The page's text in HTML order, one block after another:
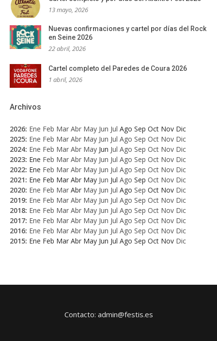
13 mayo, 2026
Nuevas confirmaciones y cartel por días del Rock
en Seine 2026
22 abril, 2026
Cartel completo del Paredes de Coura 2026
1 abril, 2026
Archivos
2026: Ene Feb Mar Abr May Jun Jul Ago Sep Oct Nov Dic
2025: Ene Feb Mar Abr May Jun Jul Ago Sep Oct Nov Dic
2024: Ene Feb Mar Abr May Jun Jul Ago Sep Oct Nov Dic
2023: Ene Feb Mar Abr May Jun Jul Ago Sep Oct Nov Dic
2022: Ene Feb Mar Abr May Jun Jul Ago Sep Oct Nov Dic
2021: Ene Feb Mar Abr May Jun Jul Ago Sep Oct Nov Dic
2020: Ene Feb Mar Abr May Jun Jul Ago Sep Oct Nov Dic
2019: Ene Feb Mar Abr May Jun Jul Ago Sep Oct Nov Dic
2018: Ene Feb Mar Abr May Jun Jul Ago Sep Oct Nov Dic
2017: Ene Feb Mar Abr May Jun Jul Ago Sep Oct Nov Dic
2016: Ene Feb Mar Abr May Jun Jul Ago Sep Oct Nov Dic
2015: Ene Feb Mar Abr May Jun Jul Ago Sep Oct Nov Dic
Contacto: admin@festis.es